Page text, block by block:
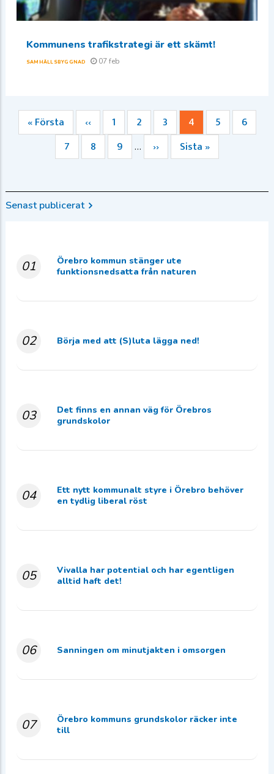
Kommunens trafikstrategi är ett skämt!
SAMHÄLLSBYGGNAD 07 feb
Paginering
Första
sidan
« Första
Föregående
sida
‹‹ Sida
1 Sida
2 Sida
3
Nuvarande
sida
4 Sida
5 Sida
6
Sida
7 Sida
8 Sida
9 …
Nästa
sida
››
Sista
sidan
Sista »
Senast publicerat
01
Örebro kommun stänger ute
funktionsnedsatta från naturen
02 Börja med att (S)luta lägga ned!
03
Det finns en annan väg för Örebros
grundskolor
04
Ett nytt kommunalt styre i Örebro behöver
en tydlig liberal röst
05
Vivalla har potential och har egentligen
alltid haft det!
06 Sanningen om minutjakten i omsorgen
07
Örebro kommuns grundskolor räcker inte
till